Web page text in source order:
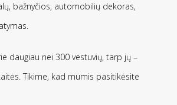
bažnyčios, automobilių dekoras,
daugiau nei 300 vestuvių, tarp jų –
Tikime, kad mumis pasitikėsite